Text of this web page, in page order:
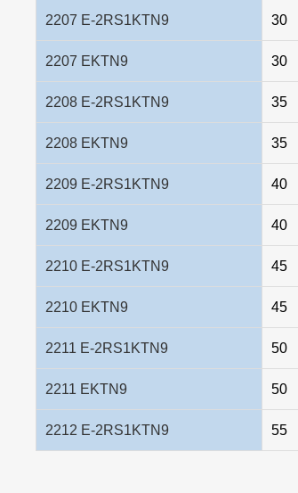
2207 E-2RS1KTN9 30
2207 EKTN9 30
2208 E-2RS1KTN9 35
2208 EKTN9 35
2209 E-2RS1KTN9 40
2209 EKTN9 40
2210 E-2RS1KTN9 45
2210 EKTN9 45
2211 E-2RS1KTN9 50
2211 EKTN9 50
2212 E-2RS1KTN9 55